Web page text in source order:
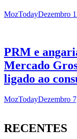
MozTodayDezembro
PRM e
Mercado
ligado ao
MozTodayDezembro
RECENTES